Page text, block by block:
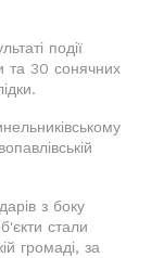
події
та 30 сонячних
з боку
стали
громаді, за